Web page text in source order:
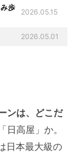
歩
2026.05.15
2026.05.01
ンは、どこだ
日高屋」か。
日本最大級の